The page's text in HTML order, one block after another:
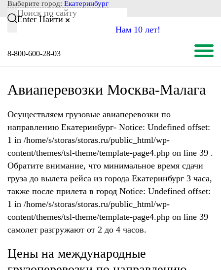
Выберите город: Екатеринбург
Enter Найти
Нам 10 лет!
8-800-600-28-03
Авиаперевозки Москва-Малага
Осуществляем грузовые авиаперевозки по
направлению Екатеринбург- Notice: Undefined offset:
1 in /home/s/storas/storas.ru/public_html/wp-
content/themes/tsl-theme/template-page4.php on line 39 .
Обратите внимание, что минимальное время сдачи
груза до вылета рейса из города Екатеринбург 3 часа,
также после прилета в город Notice: Undefined offset:
1 in /home/s/storas/storas.ru/public_html/wp-
content/themes/tsl-theme/template-page4.php on line 39
самолет разгружают от 2 до 4 часов.
Цены на международные